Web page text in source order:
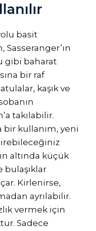
basit
gibi baharat
bir raf
kaşık ve
takılabilir.
bir kullanım, yeni
altında küçük
bulaşıklar
Kirlenirse,
ayrılabilir.
vermek için
Sadece